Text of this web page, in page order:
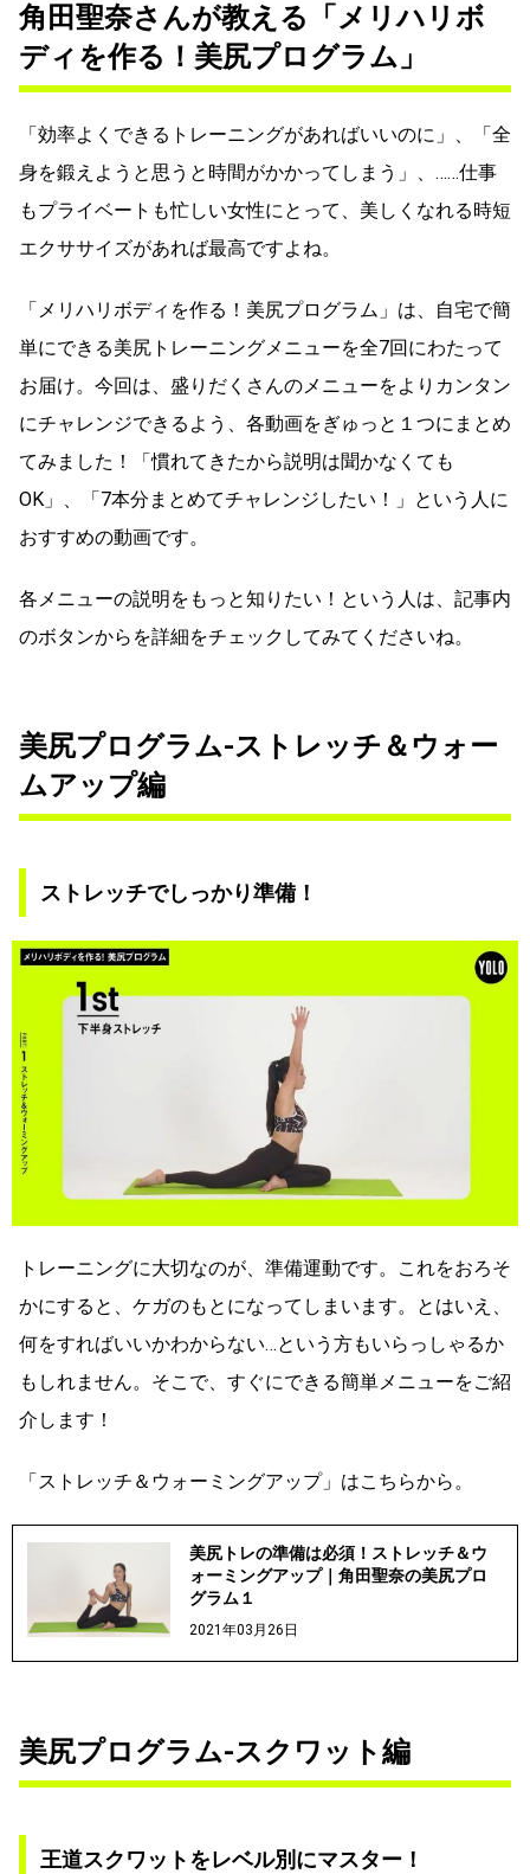
角田聖奈さんが教える「メリハリボ
ディを作る！美尻プログラム」
「効率よくできるトレーニングがあればいいのに」、「全
身を鍛えようと思うと時間がかかってしまう」、……仕事
もプライベートも忙しい女性にとって、美しくなれる時短
エクササイズがあれば最高ですよね。
「メリハリボディを作る！美尻プログラム」は、自宅で簡
単にできる美尻トレーニングメニューを全7回にわたって
お届け。今回は、盛りだくさんのメニューをよりカンタン
にチャレンジできるよう、各動画をぎゅっと１つにまとめ
てみました！「慣れてきたから説明は聞かなくても
OK」、「7本分まとめてチャレンジしたい！」という人に
おすすめの動画です。
各メニューの説明をもっと知りたい！という人は、記事内
のボタンからを詳細をチェックしてみてくださいね。
美尻プログラム-ストレッチ＆ウォー
ムアップ編
ストレッチでしっかり準備！
トレーニングに大切なのが、準備運動です。これをおろそ
かにすると、ケガのもとになってしまいます。とはいえ、
何をすればいいかわからない…という方もいらっしゃるか
もしれません。そこで、すぐにできる簡単メニューをご紹
介します！
「ストレッチ＆ウォーミングアップ」はこちらから。
美尻トレの準備は必須！ストレッチ＆ウ
ォーミングアップ｜角田聖奈の美尻プロ
グラム１
2021年03月26日
美尻プログラム-スクワット編
王道スクワットをレベル別にマスター！